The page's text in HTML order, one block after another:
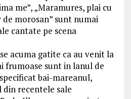
me”, „Maramures, plai cu
morosan” sunt numai
cantate pe scena
acuma gatite ca au venit la
frumoase sunt in lanul de
bai-mareanul,
recentele sale